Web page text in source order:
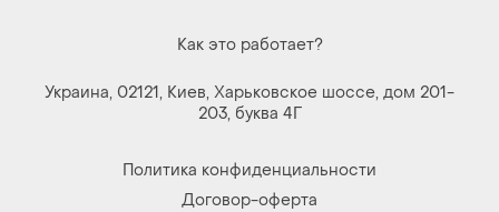
Как это работает?
Украина, 02121, Киев, Харьковское шоссе, дом 201-
203, буква 4Г
Политика конфиденциальности
Договор-оферта